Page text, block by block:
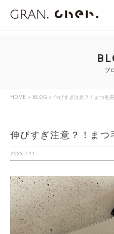
ブ
HOME > BLOG > 伸びすぎ注意？！まつ毛
伸びすぎ注意？！まつ
2023.7.11